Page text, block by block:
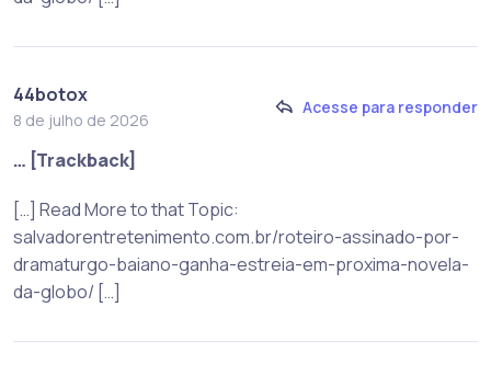
44botox
8 de julho de 2026
Acesse para responder
… [Trackback]
[…] Read More to that Topic:
salvadorentretenimento.com.br/roteiro-assinado-por-
dramaturgo-baiano-ganha-estreia-em-proxima-novela-
da-globo/ […]